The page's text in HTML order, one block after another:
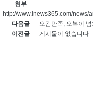
첨부
http://www.inews365.com/news/
다음글
오감만족, 오복이
이전글
게시물이 없습니다